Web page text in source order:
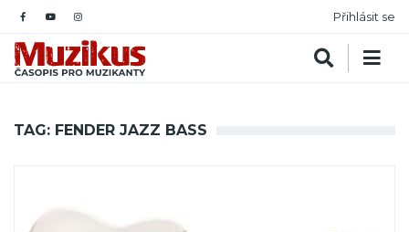
Přihlásit se
TAG: FENDER JAZZ BASS